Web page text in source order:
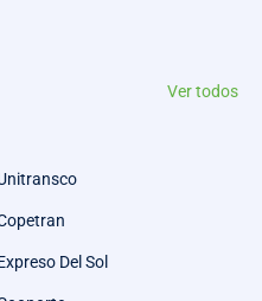
Ver todos
Del Sol